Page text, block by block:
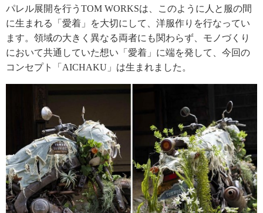
パレル展開を行うTOM WORKSは、このように人と服の間
に生まれる「愛着」を大切にして、洋服作りを行なってい
ます。領域の大きく異なる両者にも関わらず、モノづくり
において共通していた想い「愛着」に端を発して、今回の
コンセプト「AICHAKU」は生まれました。